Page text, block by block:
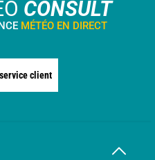
CONSULT
MÉTÉO EN DIRECT
client